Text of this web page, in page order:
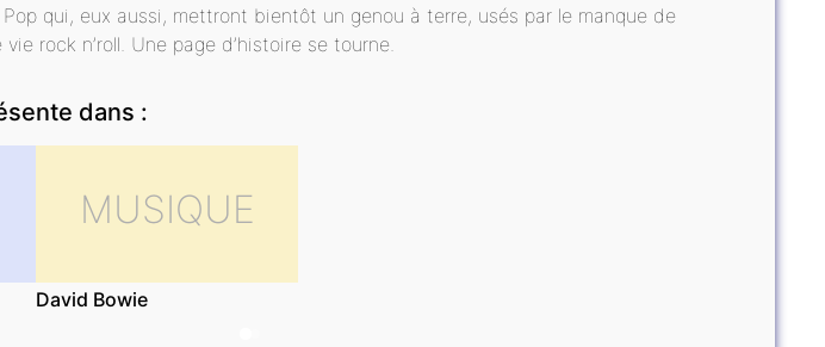
Pop qui, eux aussi, mettront bientôt un genou à terre, usés par le manque de
rock n’roll. Une page d’histoire se tourne.
dans :
MUSIQUE
David Bowie